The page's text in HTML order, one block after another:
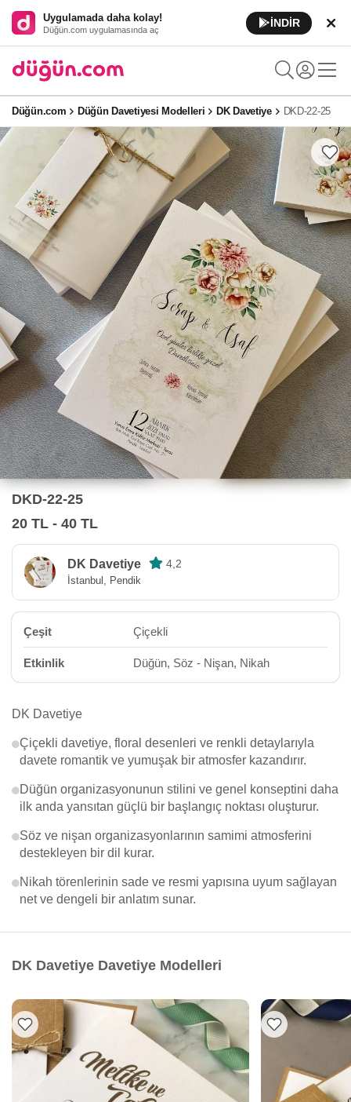
Uygulamada daha kolay!
Düğün.com uygulamasında aç
İNDİR
Düğün.com Düğün Davetiyesi Modelleri DK Davetiye DKD-22-25
DKD-22-25
20 TL - 40 TL
DK Davetiye 4,2
İstanbul, Pendik
Çeşit Çiçekli
Etkinlik Düğün, Söz - Nişan, Nikah
DK Davetiye
Çiçekli davetiye, floral desenleri ve renkli detaylarıyla
davete romantik ve yumuşak bir atmosfer kazandırır.
Düğün organizasyonunun stilini ve genel konseptini daha
ilk anda yansıtan güçlü bir başlangıç noktası oluşturur.
Söz ve nişan organizasyonlarının samimi atmosferini
destekleyen bir dil kurar.
Nikah törenlerinin sade ve resmi yapısına uyum sağlayan
net ve dengeli bir anlatım sunar.
DK Davetiye Davetiye Modelleri